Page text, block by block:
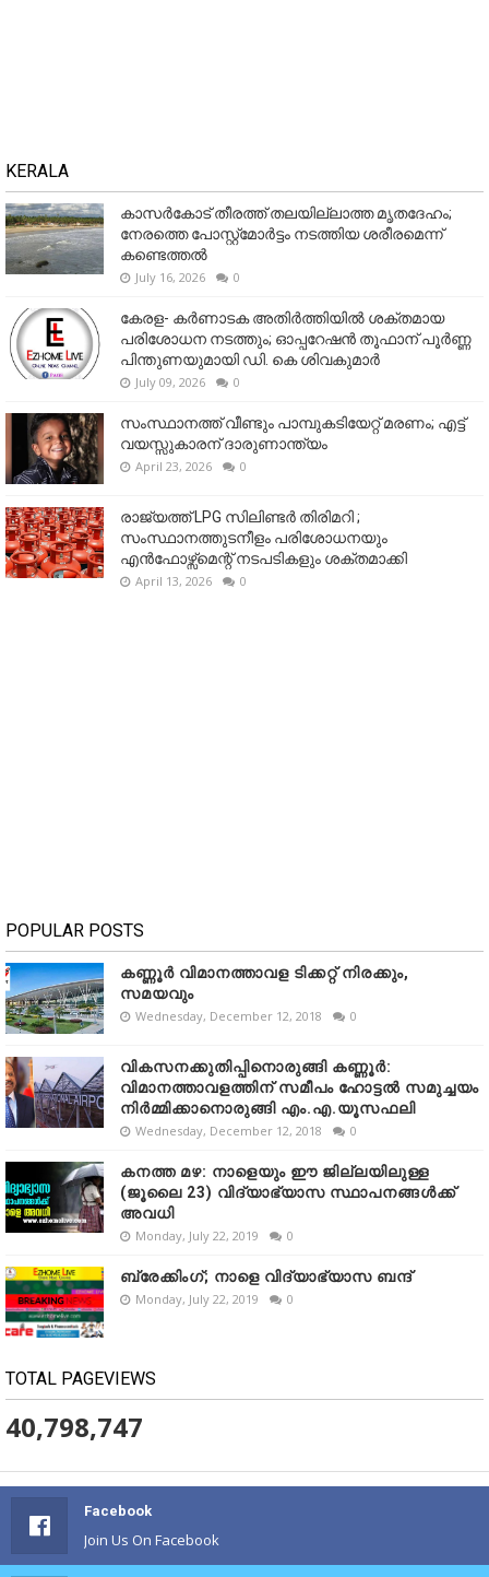
KERALA
കാസർകോട് തീരത്ത് തലയില്ലാത്ത മൃതദേഹം;
നേരത്തെ പോസ്റ്റ്‌മോർട്ടം നടത്തിയ ശരീരമെന്ന്
കണ്ടെത്തൽ
July 16, 2026 0
കേരള- കർണാടക അതിർത്തിയിൽ ശക്തമായ
പരിശോധന നടത്തും; ഓപ്പറേഷൻ തൂഫാന് പൂർണ്ണ
പിന്തുണയുമായി ഡി. കെ ശിവകുമാർ
July 09, 2026 0
സംസ്ഥാനത്ത് വീണ്ടും പാമ്പുകടിയേറ്റ് മരണം; എട്ട്
വയസ്സുകാരന് ദാരുണാന്ത്യം
April 23, 2026 0
രാജ്യത്ത് LPG സിലിണ്ടർ തിരിമറി ;
സംസ്ഥാനത്തുടനീളം പരിശോധനയും
എൻഫോഴ്സ്മെന്റ് നടപടികളും ശക്തമാക്കി
April 13, 2026 0
POPULAR POSTS
കണ്ണൂർ വിമാനത്താവള ടിക്കറ്റ് നിരക്കും,
സമയവും
Wednesday, December 12, 2018 0
വികസനക്കുതിപ്പിനൊരുങ്ങി കണ്ണൂർ:
വിമാനത്താവളത്തിന് സമീപം ഹോട്ടൽ സമുച്ചയം
നിർമ്മിക്കാനൊരുങ്ങി എം.എ.യൂസഫലി
Wednesday, December 12, 2018 0
കനത്ത മഴ: നാളെയും ഈ ജില്ലയിലുള്ള
(ജൂലൈ 23) വിദ്യാഭ്യാസ സ്ഥാപനങ്ങൾക്ക്
അവധി
Monday, July 22, 2019 0
ബ്രേക്കിംഗ്; നാളെ വിദ്യാഭ്യാസ ബന്ദ്
Monday, July 22, 2019 0
TOTAL PAGEVIEWS
40,798,747
Facebook
Join Us On Facebook